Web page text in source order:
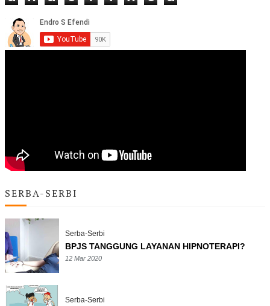
SERBA-SERBI
Serba-Serbi
BPJS TANGGUNG LAYANAN HIPNOTERAPI?
12 Mar 2020
Serba-Serbi